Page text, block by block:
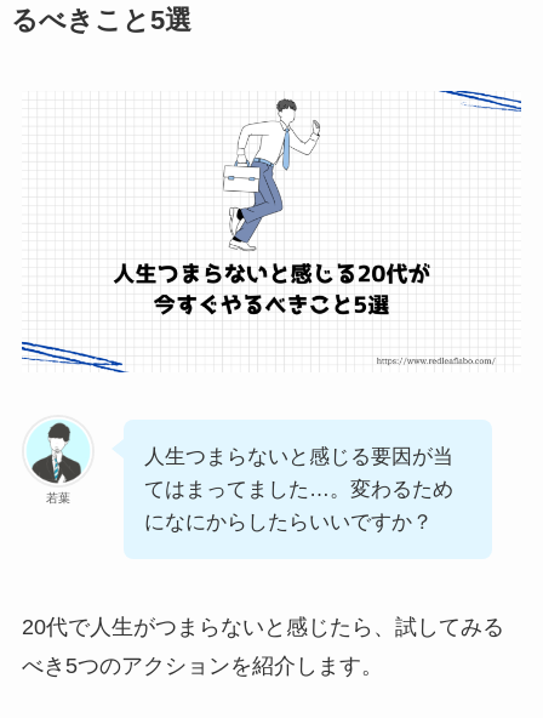
るべきこと5選
若葉
人生つまらないと感じる要因が当
てはまってました…。変わるため
になにからしたらいいですか？
20代で人生がつまらないと感じたら、試してみる
べき5つのアクションを紹介します。